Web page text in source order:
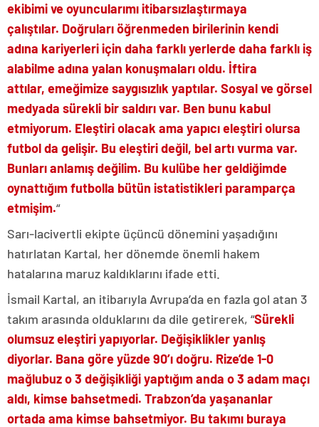
ekibimi ve oyuncularımı itibarsızlaştırmaya
çalıştılar. Doğruları öğrenmeden birilerinin kendi
adına kariyerleri için daha farklı yerlerde daha farklı iş
alabilme adına yalan konuşmaları oldu. İftira
attılar, emeğimize saygısızlık yaptılar. Sosyal ve görsel
medyada sürekli bir saldırı var. Ben bunu kabul
etmiyorum. Eleştiri olacak ama yapıcı eleştiri olursa
futbol da gelişir. Bu eleştiri değil, bel artı vurma var.
Bunları anlamış değilim. Bu kulübe her geldiğimde
oynattığım futbolla bütün istatistikleri paramparça
etmişim.“
Sarı-lacivertli ekipte üçüncü dönemini yaşadığını
hatırlatan Kartal, her dönemde önemli hakem
hatalarına maruz kaldıklarını ifade etti.
İsmail Kartal, an itibarıyla Avrupa’da en fazla gol atan 3
takım arasında olduklarını da dile getirerek, “Sürekli
olumsuz eleştiri yapıyorlar. Değişiklikler yanlış
diyorlar. Bana göre yüzde 90’ı doğru. Rize’de 1-0
mağlubuz o 3 değişikliği yaptığım anda o 3 adam maçı
aldı, kimse bahsetmedi. Trabzon’da yaşananlar
ortada ama kimse bahsetmiyor. Bu takımı buraya